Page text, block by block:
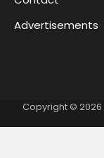
Advertisements
Copyright © 2026